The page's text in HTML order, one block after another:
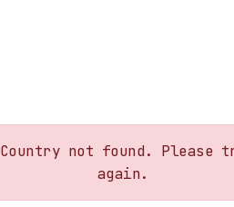
Country not found. Please
again.